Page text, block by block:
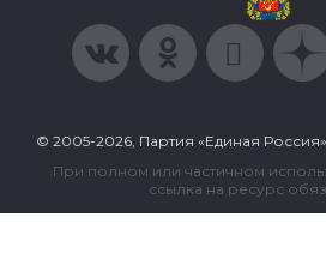
© 2005-2026, Партия «Единая
При полном или частичном
ссылка на ресурс
Пользовательское